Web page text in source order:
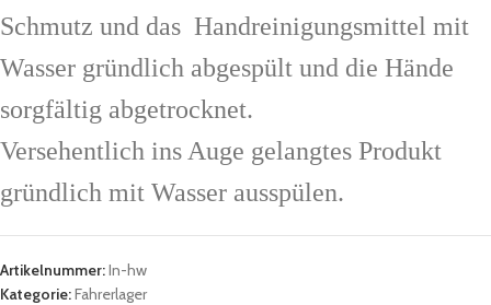
Schmutz und das Handreinigungsmittel mit
Wasser gründlich abgespült und die Hände
sorgfältig abgetrocknet.
Versehentlich ins Auge gelangtes Produkt
gründlich mit Wasser ausspülen.
Artikelnummer:In-hw
Kategorie:Fahrerlager